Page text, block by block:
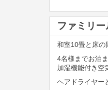
ファミリー
和室10畳と床の
4名様までお泊
加湿機能付き空
ヘアドライヤー